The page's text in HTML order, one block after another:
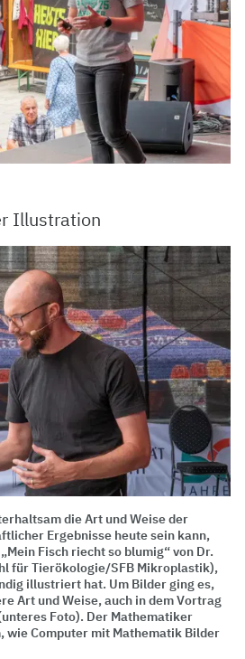
Illustration
die Art und Weise der
Ergebnisse heute sein kann,
Fisch riecht so blumig“ von Dr.
für Tierökologie/SFB Mikroplastik),
illustriert hat. Um Bilder ging es,
Art und Weise, auch in dem Vortrag
Foto). Der Mathematiker
wie Computer mit Mathematik Bilder